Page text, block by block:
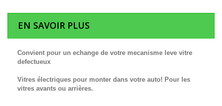
EN SAVOIR PLUS
Convient pour un echange de votre mecanisme leve vitre
defectueux
Vitres électriques pour monter dans votre auto! Pour les
vitres avants ou arrières.